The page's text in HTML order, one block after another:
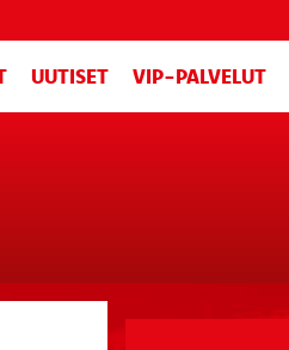
UUTISET VIP-PALVELUT